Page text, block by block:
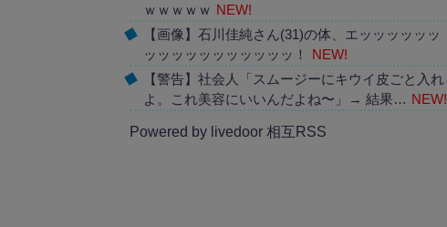
ｗｗｗｗｗ
NEW!
【画像】石川佳純さん(31)の体、エッッッッッッ
ッッッッッッッッッッッ！
NEW!
【警告】社会人「スムージーにキウイ皮ごと入れ
よ。これ美容にいいんだよね〜」→ 結果… NEW!
Powered by livedoor 相互RSS